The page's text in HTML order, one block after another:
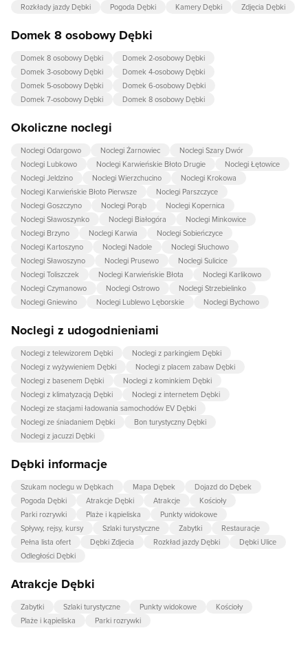
Rozkłady jazdy Dębki
Pogoda Dębki Kamery Dębki Zdjęcia Dębki
Domek 8 osobowy Dębki
Domek 8 osobowy Dębki
Domek 2-osobowy Dębki
Domek 3-osobowy Dębki
Domek 4-osobowy Dębki
Domek 5-osobowy Dębki
Domek 6-osobowy Dębki
Domek 7-osobowy Dębki
Domek 8 osobowy Dębki
Okoliczne noclegi
Noclegi Odargowo Noclegi Żarnowiec
Noclegi Szary Dwór
Noclegi Lubkowo
Noclegi Karwieńskie Błoto Drugie
Noclegi Łętowice
Noclegi Jeldzino
Noclegi Wierzchucino
Noclegi Krokowa
Noclegi Karwieńskie Błoto Pierwsze
Noclegi Parszczyce
Noclegi Goszczyno
Noclegi Porąb
Noclegi Kopernica
Noclegi Sławoszynko
Noclegi Białogóra
Noclegi Minkowice
Noclegi Brzyno
Noclegi Karwia
Noclegi Sobieńczyce
Noclegi Kartoszyno
Noclegi Nadole
Noclegi Słuchowo
Noclegi Sławoszyno
Noclegi Prusewo
Noclegi Sulicice
Noclegi Toliszczek
Noclegi Karwieńskie Błota
Noclegi Karlikowo
Noclegi Czymanowo
Noclegi Ostrowo
Noclegi Strzebielinko
Noclegi Gniewino
Noclegi Lublewo Lęborskie Noclegi Bychowo
Noclegi z udogodnieniami
Noclegi z telewizorem Dębki
Noclegi z parkingiem Dębki
Noclegi z wyżywieniem Dębki
Noclegi z placem zabaw Dębki
Noclegi z basenem Dębki
Noclegi z kominkiem Dębki
Noclegi z klimatyzacją Dębki
Noclegi z internetem Dębki
Noclegi ze stacjami ładowania samochodów EV Dębki
Noclegi ze śniadaniem Dębki
Bon turystyczny Dębki
Noclegi z jacuzzi Dębki
Dębki informacje
Szukam noclegu w Dębkach Mapa Dębek
Dojazd do Dębek
Pogoda Dębki
Atrakcje Dębki Atrakcje
Kościoły
Parki rozrywki
Plaże i kąpieliska
Punkty widokowe
Spływy, rejsy, kursy
Szlaki turystyczne Zabytki
Restauracje
Pełna lista ofert
Dębki Zdjecia Rozkład jazdy Dębki
Dębki Ulice
Odległości Dębki
Atrakcje Dębki
Zabytki Szlaki turystyczne Punkty widokowe
Kościoły
Plaże i kąpieliska
Parki rozrywki